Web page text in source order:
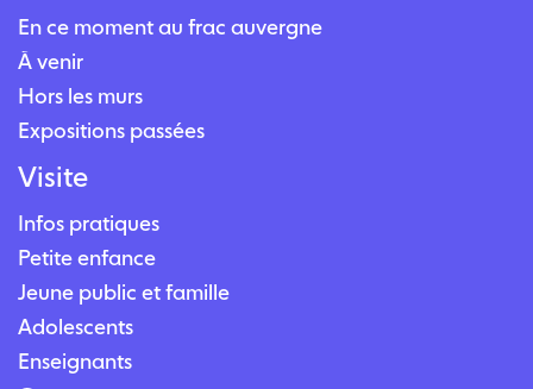
En ce moment au frac auvergne
À venir
Hors les murs
Expositions passées
Visite
Infos pratiques
Petite enfance
Jeune public et famille
Adolescents
Enseignants